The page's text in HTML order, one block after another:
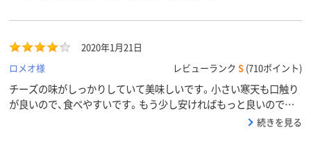
2020年1月21日
ロメオ様
レビューランク S (710ポイント)
チーズの味がしっかりしていて美味しいです。小さい寒天も口触り
が良いので、食べやすいです。もう少し安ければもっと良いのです
続きを見る